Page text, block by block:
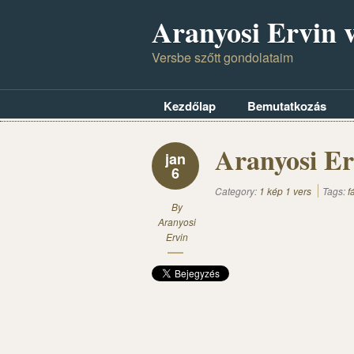
Aranyosi Ervin
Versbe szőtt gondolataim
Kezdőlap Bemutatkozás
jan
6
By
Aranyosi
Ervin
Aranyosi
Category: 1 kép 1 vers Tags: